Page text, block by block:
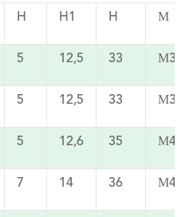
H H1 H М
5 12,5 33 М3
5 12,5 33 М3
5 12,6 35 М4
7 14 36 М4